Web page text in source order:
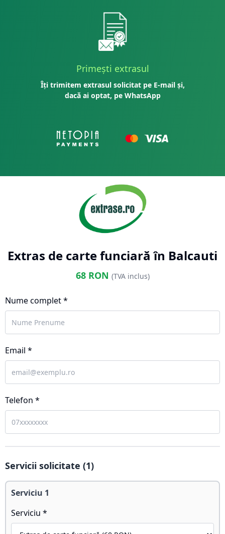
Primești extrasul
Îți trimitem extrasul solicitat pe E-mail și,
dacă ai optat, pe WhatsApp
Extras de carte funciară în Balcauti
68RON (TVA inclus)
Nume complet *
Email *
Telefon *
Servicii solicitate (1)
Serviciu 1
Serviciu *